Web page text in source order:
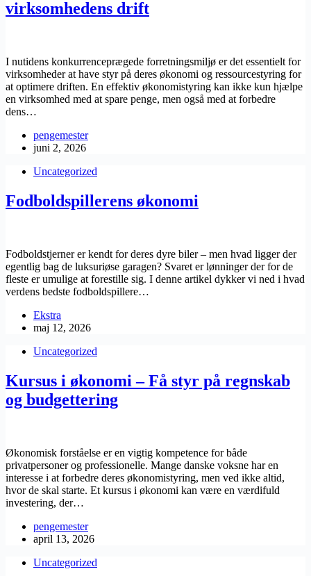
virksomhedens drift
I nutidens konkurrenceprægede forretningsmiljø er det essentielt for
virksomheder at have styr på deres økonomi og ressourcestyring for
at optimere driften. En effektiv økonomistyring kan ikke kun hjælpe
en virksomhed med at spare penge, men også med at forbedre
dens…
pengemester
juni 2, 2026
Uncategorized
Fodboldspillerens økonomi
Fodboldstjerner er kendt for deres dyre biler – men hvad ligger der
egentlig bag de luksuriøse garagen? Svaret er lønninger der for de
fleste er umulige at forestille sig. I denne artikel dykker vi ned i hvad
verdens bedste fodboldspillere…
Ekstra
maj 12, 2026
Uncategorized
Kursus i økonomi – Få styr på regnskab
og budgettering
Økonomisk forståelse er en vigtig kompetence for både
privatpersoner og professionelle. Mange danske voksne har en
interesse i at forbedre deres økonomistyring, men ved ikke altid,
hvor de skal starte. Et kursus i økonomi kan være en værdifuld
investering, der…
pengemester
april 13, 2026
Uncategorized